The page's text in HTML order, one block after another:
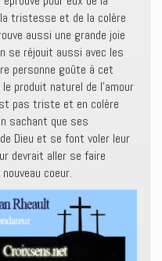
tristesse et de la colère
aussi une grande joie
se réjouit aussi avec les
personne goûte à cet
produit naturel de l’amour
pas triste et en colère
sachant que ses
Dieu et se font voler leur
devrait aller se faire
coeur.